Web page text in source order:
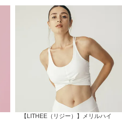
【LITHEE（リジー）】メリルハイ